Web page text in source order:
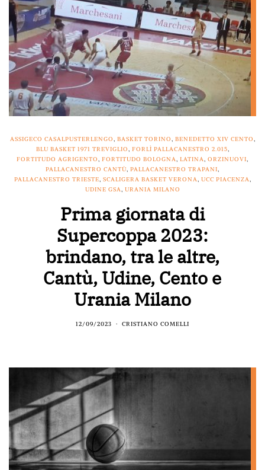
ASSIGECO CASALPUSTERLENGO, BASKET TORINO, BENEDETTO XIV CENTO,
BLU BASKET 1971 TREVIGLIO, FORLÌ PALLACANESTRO 2.015,
FORTITUDO AGRIGENTO, FORTITUDO BOLOGNA, LATINA, ORZINUOVI,
PALLACANESTRO CANTÙ, PALLACANESTRO TRAPANI,
PALLACANESTRO TRIESTE, SCALIGERA BASKET VERONA, UCC PIACENZA,
UDINE GSA, URANIA MILANO
Prima giornata di
Supercoppa 2023:
brindano, tra le altre,
Cantù, Udine, Cento e
Urania Milano
12/09/2023 CRISTIANO COMELLI